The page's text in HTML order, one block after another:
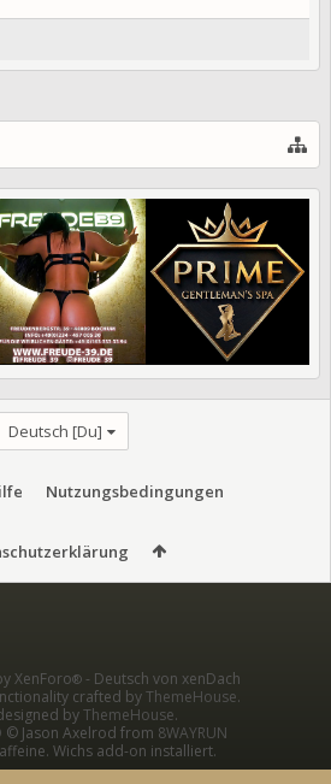
Deutsch [Du]
Nutzungsbedingungen
XenForo® - Deutsch von xenDach
crafted byThemeHouse.
byThemeHouse.
© Jason Axelrod from 8WAYRUN
Wichs add-on installiert.